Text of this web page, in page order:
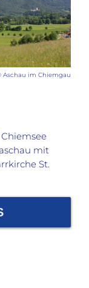
Aschau im Chiemgau
mit
St.